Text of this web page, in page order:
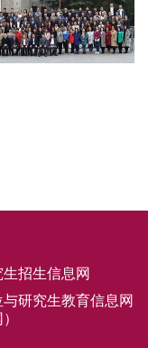
招生信息网
研究生教育信息网